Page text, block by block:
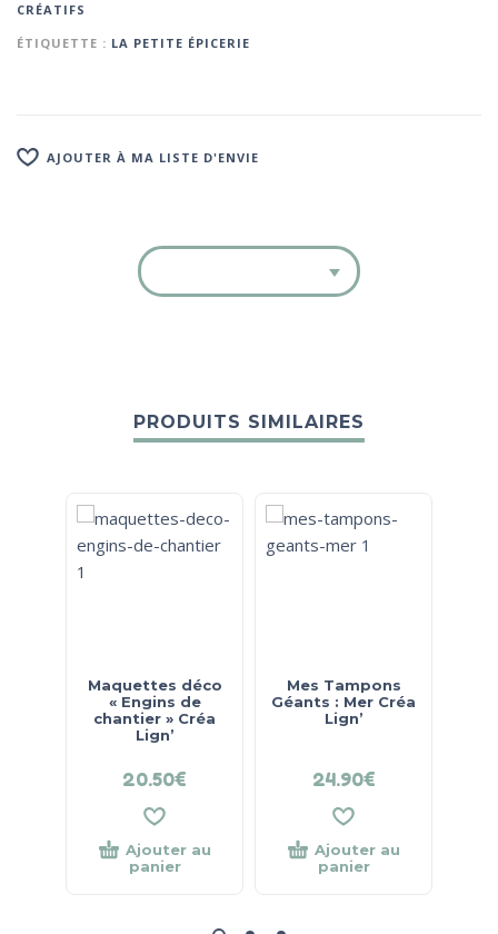
CRÉATIFS
ÉTIQUETTE : LA PETITE ÉPICERIE
AJOUTER À MA LISTE D'ENVIE
PRODUITS SIMILAIRES
Maquettes déco
« Engins de
chantier » Créa
Lign’
20.50€
Ajouter au
panier
Mes Tampons
Géants : Mer Créa
Lign’
24.90€
Ajouter au
panier